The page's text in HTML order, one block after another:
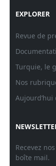
EXPLORER
Revue de
Turquie, le
Nos
Aujourd’hui
Recevez
boîte mail.